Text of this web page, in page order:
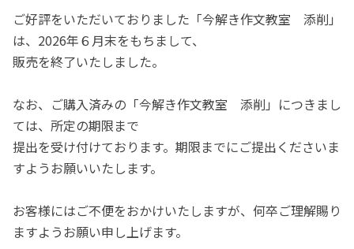
ご好評をいただいておりました「今解き作文教室 添削」
は、2026年６月末をもちまして、
販売を終了いたしました。
なお、ご購入済みの「今解き作文教室 添削」につきまし
ては、所定の期限まで
提出を受け付けております。期限までにご提出くださいま
すようお願いいたします。
お客様にはご不便をおかけいたしますが、何卒ご理解賜り
ますようお願い申し上げます。